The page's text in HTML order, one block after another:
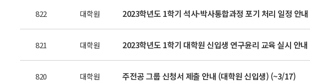
822 대학원 2023학년도 1학기 석사·박사통합과정 포기 처리 일정 안내
821 대학원 2023학년도 1학기 대학원 신입생 연구윤리 교육 실시 안
820 대학원 주전공 그룹 신청서 제출 안내 (대학원 신입생) (~3/17)